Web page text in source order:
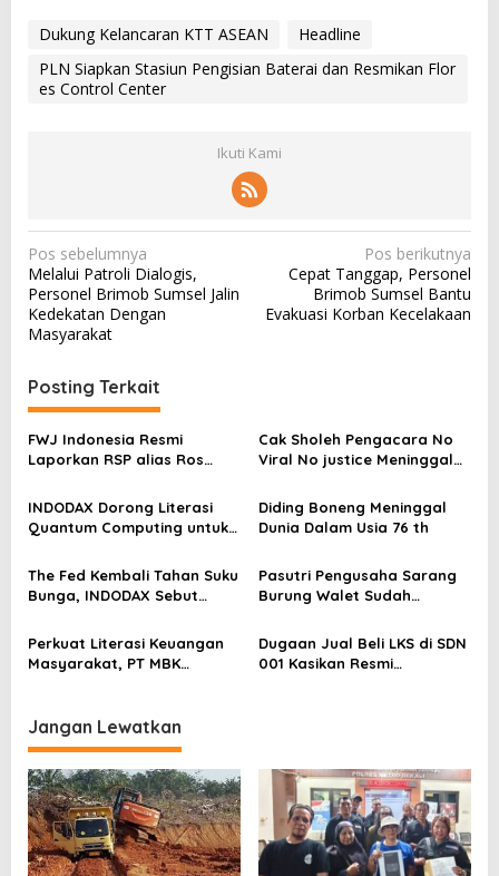
Dukung Kelancaran KTT ASEAN
Headline
PLN Siapkan Stasiun Pengisian Baterai dan Resmikan Flor
es Control Center
Ikuti Kami
N
a
v
i
g
a
s
i
p
o
s
Pos sebelumnya
Melalui Patroli Dialogis,
Personel Brimob Sumsel Jalin
Kedekatan Dengan
Masyarakat
Pos berikutnya
Cepat Tanggap, Personel
Brimob Sumsel Bantu
Evakuasi Korban Kecelakaan
Posting Terkait
FWJ Indonesia Resmi
Laporkan RSP alias Ros
Cak Sholeh Pengacara No
Viral No justice Meninggal
INDODAX Dorong Literasi
Quantum Computing untuk
Blockchain
Diding Boneng Meninggal
Dunia Dalam Usia 76 th
The Fed Kembali Tahan Suku
Bunga, INDODAX Sebut
Sentimen Pasar
Pasutri Pengusaha Sarang
Burung Walet Sudah
Pelapor Desak Polda Jambi
Segera Lakukan Penahanan
Perkuat Literasi Keuangan
Masyarakat, PT MBK
Dugaan Jual Beli LKS di SDN
001 Kasikan Resmi
Jangan Lewatkan